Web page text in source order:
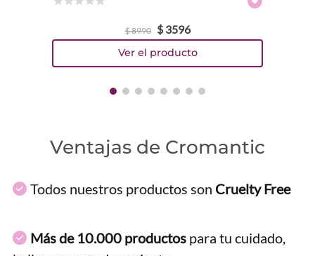
$8990 $ 3596
Ventajas de Cromantic
Todos nuestros productos son Cruelty Free
Más de 10.000 productos para tu cuidado,